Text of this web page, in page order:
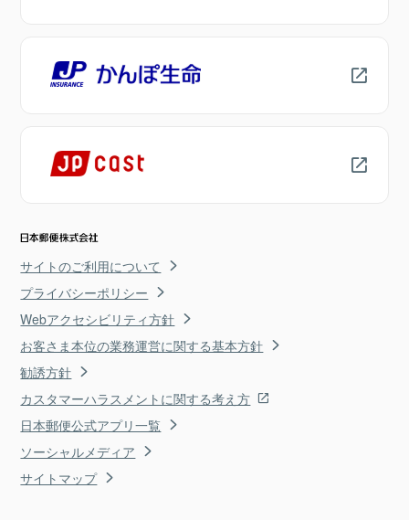
サイトのご利用について
プライバシーポリシー
Webアクセシビリティ方針
お客さま本位の業務運営に関する基本方針
勧誘方針
カスタマーハラスメントに関する考え方
日本郵便公式アプリ一覧
ソーシャルメディア
サイトマップ